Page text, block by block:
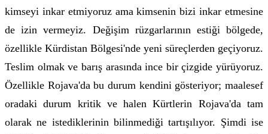
kimseyi inkar etmiyoruz ama kimsenin bizi inkar etmesine
de izin vermeyiz. Değişim rüzgarlarının estiği bölgede,
özellikle Kürdistan Bölgesi'nde yeni süreçlerden geçiyoruz.
Teslim olmak ve barış arasında ince bir çizgide yürüyoruz.
Özellikle Rojava'da bu durum kendini gösteriyor; maalesef
oradaki durum kritik ve halen Kürtlerin Rojava'da tam
olarak ne istediklerinin bilinmediği tartışılıyor. Şimdi ise